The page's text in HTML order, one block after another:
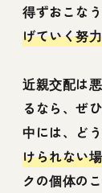
得ずおこな
げていく努力
近親交配は
るなら、ぜ
中には、ど
けられない
クの個体の